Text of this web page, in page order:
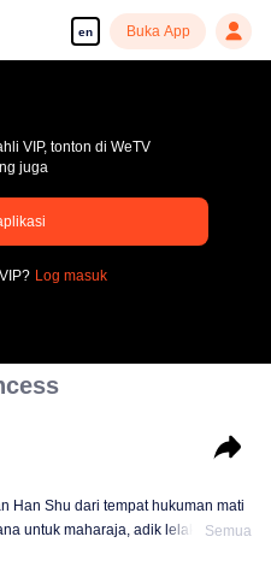
en Buka App
VIP, tonton di WeTV
juga
Log masuk
Han Shu dari tempat hukuman mati
Semua